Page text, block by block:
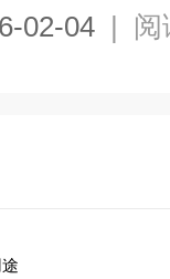
02-04 | 阅